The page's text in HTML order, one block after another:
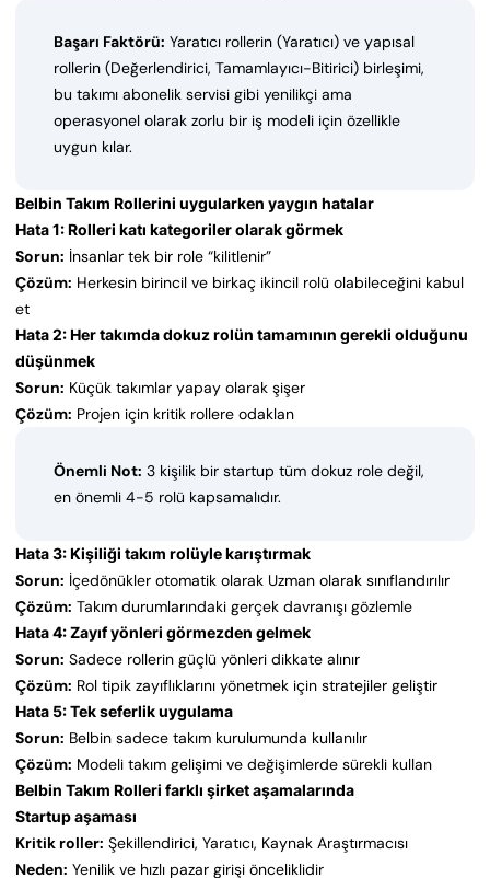
Başarı Faktörü: Yaratıcı rollerin (Yaratıcı) ve yapısal
rollerin (Değerlendirici, Tamamlayıcı-Bitirici) birleşimi,
bu takımı abonelik servisi gibi yenilikçi ama
operasyonel olarak zorlu bir iş modeli için özellikle
uygun kılar.
Belbin Takım Rollerini uygularken yaygın hatalar
Hata 1: Rolleri katı kategoriler olarak görmek
Sorun: İnsanlar tek bir role “kilitlenir”
Çözüm: Herkesin birincil ve birkaç ikincil rolü olabileceğini kabul
et
Hata 2: Her takımda dokuz rolün tamamının gerekli olduğunu
düşünmek
Sorun: Küçük takımlar yapay olarak şişer
Çözüm: Projen için kritik rollere odaklan
Önemli Not: 3 kişilik bir startup tüm dokuz role değil,
en önemli 4-5 rolü kapsamalıdır.
Hata 3: Kişiliği takım rolüyle karıştırmak
Sorun: İçedönükler otomatik olarak Uzman olarak sınıflandırılır
Çözüm: Takım durumlarındaki gerçek davranışı gözlemle
Hata 4: Zayıf yönleri görmezden gelmek
Sorun: Sadece rollerin güçlü yönleri dikkate alınır
Çözüm: Rol tipik zayıflıklarını yönetmek için stratejiler geliştir
Hata 5: Tek seferlik uygulama
Sorun: Belbin sadece takım kurulumunda kullanılır
Çözüm: Modeli takım gelişimi ve değişimlerde sürekli kullan
Belbin Takım Rolleri farklı şirket aşamalarında
Startup aşaması
Kritik roller: Şekillendirici, Yaratıcı, Kaynak Araştırmacısı
Neden: Yenilik ve hızlı pazar girişi önceliklidir